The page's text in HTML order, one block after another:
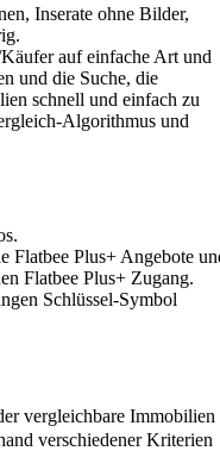
Inserate ohne Bilder,
auf einfache Art und
und die Suche, die
schnell und einfach zu
Algorithmus und
Flatbee Plus+ Angebote
Flatbee Plus+ Zugang.
Schlüssel-Symbol
vergleichbare Immobilien
verschiedener Kriterien